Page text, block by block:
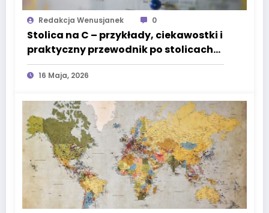
Redakcja Wenusjanek 0
Stolica na C – przykłady, ciekawostki i
praktyczny przewodnik po stolicach
świata
16 Maja, 2026